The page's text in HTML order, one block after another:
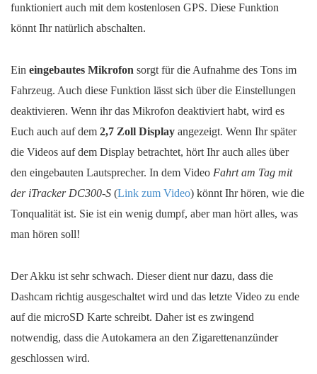
funktioniert auch mit dem kostenlosen GPS. Diese Funktion
könnt Ihr natürlich abschalten.
Ein eingebautes Mikrofon sorgt für die Aufnahme des Tons im
Fahrzeug. Auch diese Funktion lässt sich über die Einstellungen
deaktivieren. Wenn ihr das Mikrofon deaktiviert habt, wird es
Euch auch auf dem 2,7 Zoll Display angezeigt. Wenn Ihr später
die Videos auf dem Display betrachtet, hört Ihr auch alles über
den eingebauten Lautsprecher. In dem Video Fahrt am Tag mit
der iTracker DC300-S (Link zum Video) könnt Ihr hören, wie die
Tonqualität ist. Sie ist ein wenig dumpf, aber man hört alles, was
man hören soll!
Der Akku ist sehr schwach. Dieser dient nur dazu, dass die
Dashcam richtig ausgeschaltet wird und das letzte Video zu ende
auf die microSD Karte schreibt. Daher ist es zwingend
notwendig, dass die Autokamera an den Zigarettenanzünder
geschlossen wird.